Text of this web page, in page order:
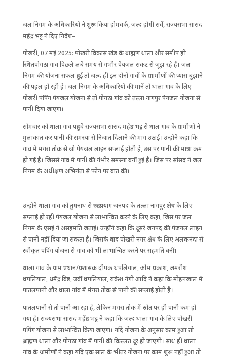
जल निगम के अ​धिकारियों ने शुरू किया होमवर्क, जल्द होगी सर्वे, राज्यसभा सांसद
महेंद्र भट्ट ने दिए निर्देश–
पोखरी, 07 मई 2025: पोखरी विकास खंड के ब्राह्मण थाला और समीप ही ​
स्थितपोगठा गांव पिछले लंबे समय से गंभीर पेयजल संकट से जूझ रहे हैं। जल
निगम की योजना सफल हुई तो जल्द ही इन दोनों गांवों के ग्राामीणों की प्यास बुझाने
की पहल हो रही है। जल निगम के अ​धिकारियों की मानें तो थाला गांव के लिए
पोखरी पंपिंग पेयजल योजना से तो पोगठा गांव को तल्ला नागपुर पेयजल योजना से
पानी दिया जाएगा।
सोमवार को थाला गांव पहुंचे राज्यसभा सांसद महेंद्र भट्ट से थाल गांव के ग्रामीणों ने
मुलाकात कर पानी की समस्या से निजात दिलाने की मांग उठाई। उन्होंने कहा कि
गांव में मंगरा तोक से जो पेयजल लाइन सप्लाई होती है, उस पर पानी की मात्रा कम
हो गई है। जिससे गांव में पानी की गंभीर समस्या बनीं हुई है। जिस पर सांसद ने जल
निगम के अधीक्षण अभियंता से फोन पर बात की।
उन्होंने थाला गांव को तुंगनाथ से रुद्रप्रयाग जनपद के तल्ला नागपुर क्षेत्र के लिए
सप्लाई हो रही पेयजल योजना से लाभान्वित करने के लिए कहा, जिस पर जल
निगम के एसई ने असहमति जताई। उन्होंने कहा कि दूसरे जनपद की पेजयल लाइन
से पानी नहीं दिया जा सकता है। जिसके बाद पोखरी नगर क्षेत्र के लिए अलकनंदा से
स्वीकृत पंपिंग योजना से गांव को भी लाभान्वित करने पर सहमति बनीं।
थाला गांव के ग्राम प्रधान/प्रशासक दीपक थपलियाल, ओम प्रकाश, अमरीश
थपलियाल, धर्मेंद्र बिष्ट, उर्वी थपलियाल, राकेश नेगी आदि ने कहा कि मोहनखाल में
पातलपानी और थाला गांव में मंगरा तोक से पानी की सप्लाई होती है।
पातलपानी से तो पानी आ रहा है, लेकिन मंगरा तोक में स्रोत पर ही पानी कम हो
गया है। राज्यसभा सांसद महेंद्र भट्ट ने कहा कि जल्द थाला गांव के लिए पोखरी
पंपिंग योजना से लाभान्वित किया जाएगा। यदि योजना के अनुसार काम हुआ तो
ब्राह्मण थाला और पोगठा गांव में पानी की किल्लत दूर हो जाएगी। साथ ही थाला
गांव के ग्रामीणों ने कहा यदि एक साल के भीतर योजना पर काम शुरू नहीं हुआ तो